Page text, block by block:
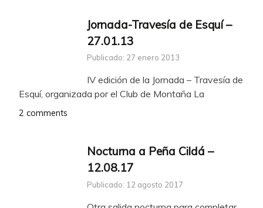
Jornada-Travesía de Esquí –
27.01.13
Publicado: 27 enero 2013
IV edición de la Jornada – Travesía de
Esquí, organizada por el Club de Montaña La
2 comments
Nocturna a Peña Cildá –
12.08.17
Publicado: 12 agosto 2017